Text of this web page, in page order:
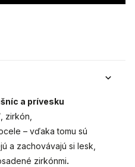
a prívesku
zirkón,
– vďaka tomu sú
a zachovávajú si lesk,
zirkónmi.